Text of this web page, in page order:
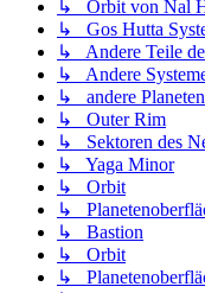
↳ Orbit von Nal
↳ Gos Hutta
↳ Andere Teile
↳ Andere
↳ andere Planeten
↳ Outer Rim
↳ Sektoren des
↳ Yaga Minor
↳ Orbit
↳
↳ Bastion
↳ Orbit
↳